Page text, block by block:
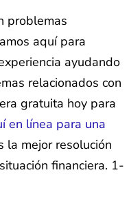
problemas
aquí para
ayudando
relacionados con
gratuita hoy para
en línea para una
la mejor resolución
financiera. 1-